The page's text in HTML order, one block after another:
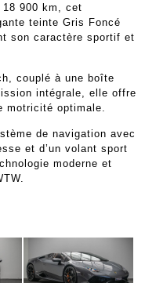
900 km, cet
teinte Gris Foncé
son caractère sportif et
couplé à une boîte
intégrale, elle offre
motricité optimale.
de navigation avec
et d’un volant sport
moderne et